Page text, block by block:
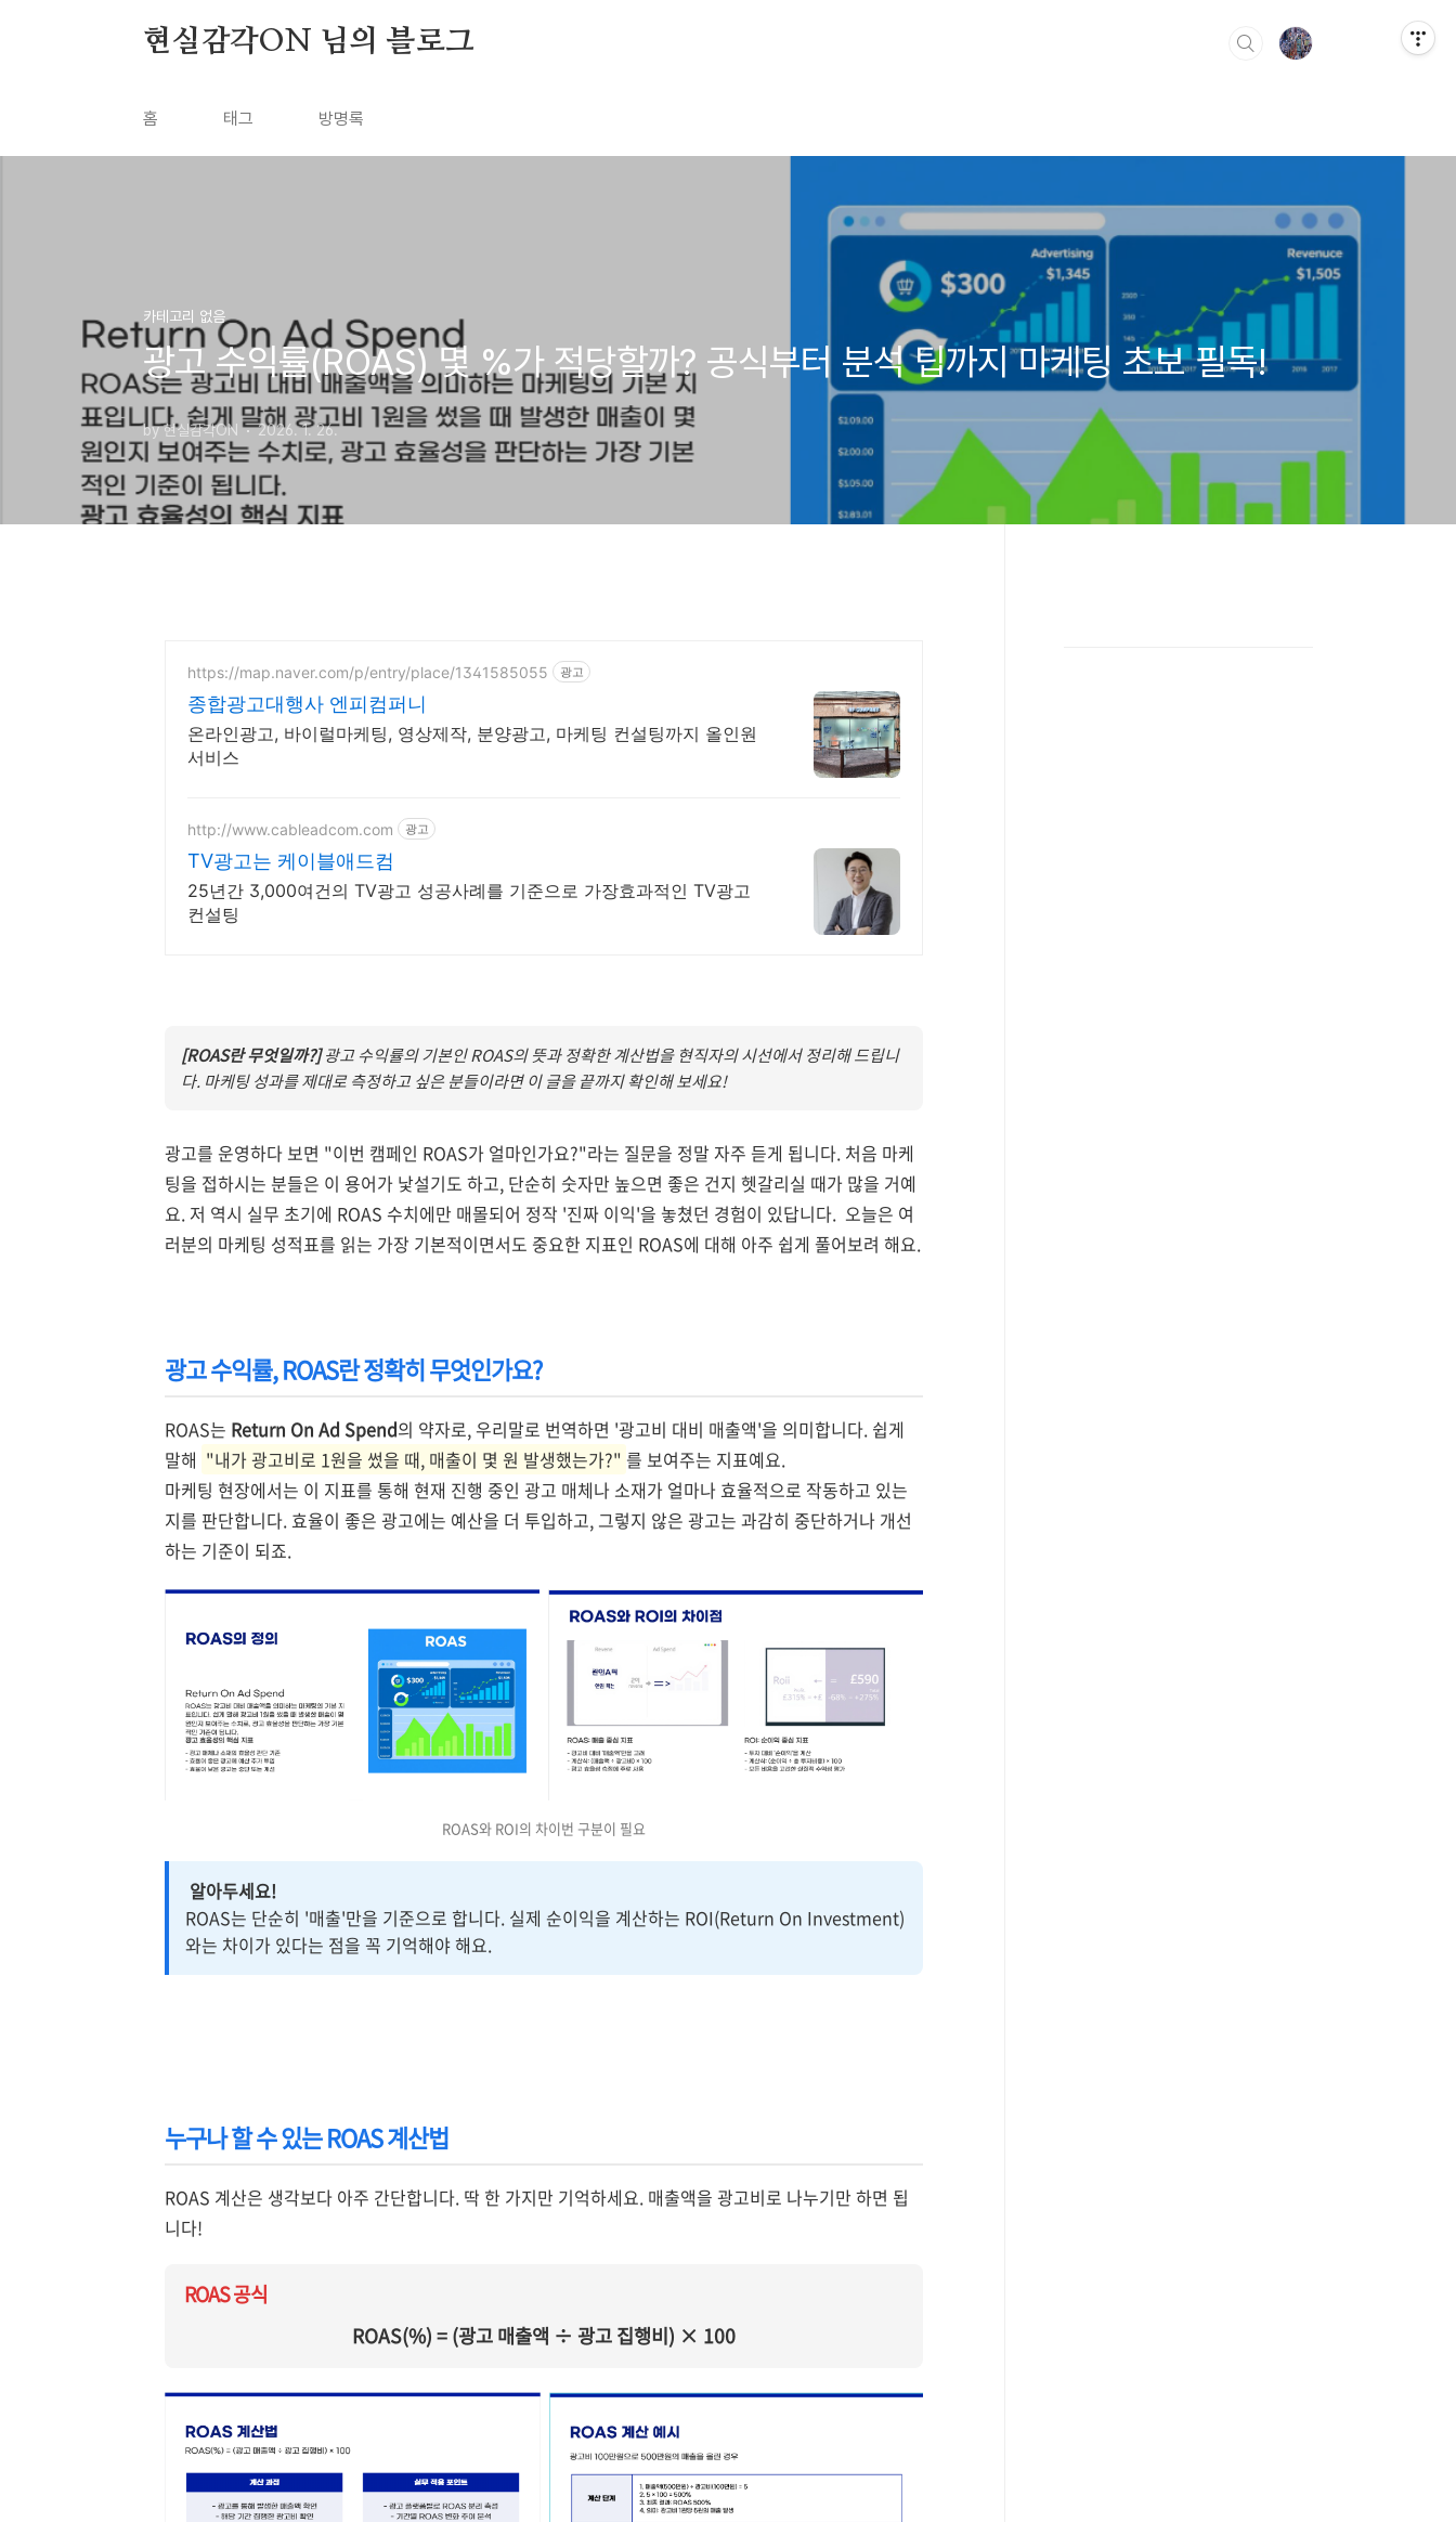
현실감각ON 님의 블로그
홈 태그 방명록
카테고리 없음
광고 수익률(ROAS) 몇 %가 적당할까? 공식부터 분석 팁까지 마케팅 초보 필독!
by 현실감각ON 2026. 1. 26.
https://map.naver.com/p/entry/place/1341585055 광고
종합광고대행사 엔피컴퍼니
온라인광고, 바이럴마케팅, 영상제작, 분양광고, 마케팅 컨설팅까지 올인원
서비스
http://www.cableadcom.com 광고
TV광고는 케이블애드컴
25년간 3,000여건의 TV광고 성공사례를 기준으로 가장효과적인 TV광고
컨설팅
[ROAS란 무엇일까?]광고 수익률의 기본인 ROAS의 뜻과 정확한 계산법을 현직자의 시선에서 정리해 드립니
다. 마케팅 성과를 제대로 측정하고 싶은 분들이라면 이 글을 끝까지 확인해 보세요!
광고를 운영하다 보면 "이번 캠페인 ROAS가 얼마인가요?"라는 질문을 정말 자주 듣게 됩니다. 처음 마케
팅을 접하시는 분들은 이 용어가 낯설기도 하고, 단순히 숫자만 높으면 좋은 건지 헷갈리실 때가 많을 거예
요. 저 역시 실무 초기에 ROAS 수치에만 매몰되어 정작 '진짜 이익'을 놓쳤던 경험이 있답니다. 오늘은 여
러분의 마케팅 성적표를 읽는 가장 기본적이면서도 중요한 지표인 ROAS에 대해 아주 쉽게 풀어보려 해요.
광고 수익률, ROAS란 정확히 무엇인가요?
ROAS는 Return On Ad Spend의 약자로, 우리말로 번역하면 '광고비 대비 매출액'을 의미합니다. 쉽게
말해 "내가 광고비로 1원을 썼을 때, 매출이 몇 원 발생했는가?" 를 보여주는 지표예요.
마케팅 현장에서는 이 지표를 통해 현재 진행 중인 광고 매체나 소재가 얼마나 효율적으로 작동하고 있는
지를 판단합니다. 효율이 좋은 광고에는 예산을 더 투입하고, 그렇지 않은 광고는 과감히 중단하거나 개선
하는 기준이 되죠.
ROAS와 ROI의 차이번 구분이 필요
알아두세요!
ROAS는 단순히 '매출'만을 기준으로 합니다. 실제 순이익을 계산하는 ROI(Return On Investment)
와는 차이가 있다는 점을 꼭 기억해야 해요.
누구나 할 수 있는 ROAS 계산법
ROAS 계산은 생각보다 아주 간단합니다. 딱 한 가지만 기억하세요. 매출액을 광고비로 나누기만 하면 됩
니다!
ROAS 공식
ROAS(%) = (광고 매출액 ÷ 광고 집행비) × 100